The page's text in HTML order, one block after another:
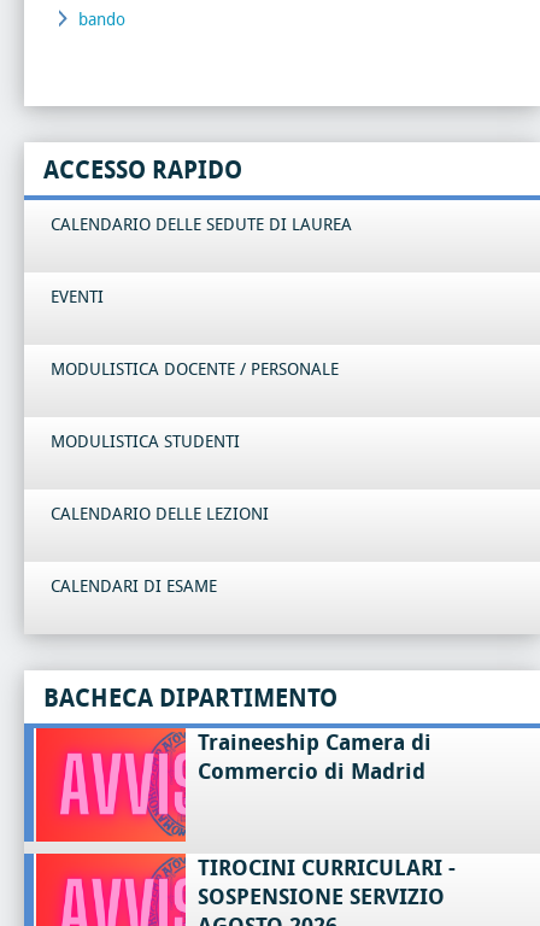
bando
ACCESSO RAPIDO
CALENDARIO DELLE SEDUTE DI LAUREA
EVENTI
MODULISTICA DOCENTE / PERSONALE
MODULISTICA STUDENTI
CALENDARIO DELLE LEZIONI
CALENDARI DI ESAME
BACHECA DIPARTIMENTO
Traineeship Camera di
Commercio di Madrid
TIROCINI CURRICULARI -
SOSPENSIONE SERVIZIO